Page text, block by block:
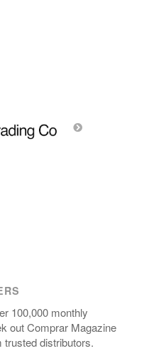
100,000 monthly
out Comprar Magazine
distributors.